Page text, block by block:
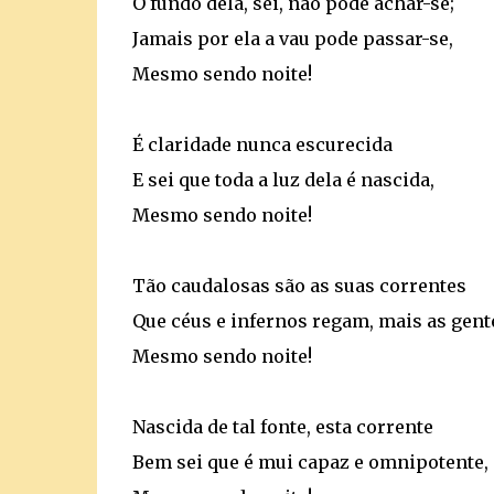
Jamais por ela a vau pode passar-se,
Mesmo sendo noite!
É claridade nunca escurecida
E sei que toda a luz dela é nascida,
Mesmo sendo noite!
Tão caudalosas são as suas correntes
Que céus e infernos regam, mais as
Mesmo sendo noite!
Nascida de tal fonte, esta corrente
Bem sei que é mui capaz e omnipotente,